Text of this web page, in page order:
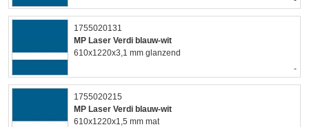
1755020131
MP Laser Verdi blauw-wit
610x1220x3,1 mm glanzend
-
1755020215
MP Laser Verdi blauw-wit
610x1220x1,5 mm mat